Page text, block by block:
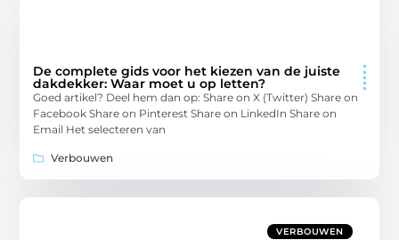
De complete gids voor het kiezen van de juiste
dakdekker: Waar moet u op letten?
Goed artikel? Deel hem dan op: Share on X (Twitter) Share on
Facebook Share on Pinterest Share on LinkedIn Share on
Email Het selecteren van
Verbouwen
VERBOUWEN